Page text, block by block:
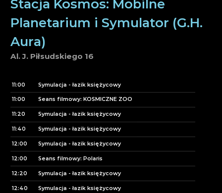
14:30 Zwiedzanie Pracowni
14:45 Doświadczalnia Kopernika
Doświadczalnia Kopernika
16:15 Doświadczalnia Kopernika
17:00 Seans filmowy: Explore
17:30 Zwiedzanie Pracowni
Stacja Kosmos: Mobilne
Planetarium i Symulator (G.H.
Aura)
Al. J. Piłsudskiego 16
11:00 Symulacja - łazik księżycowy
11:00 Seans filmowy: KOSMICZNE ZOO
11:20 Symulacja - łazik księżycowy
11:40 Symulacja - łazik księżycowy
12:00 Symulacja - łazik księżycowy
12:00 Seans filmowy: Polaris
12:20 Symulacja - łazik księżycowy
12:40 Symulacja - łazik księżycowy